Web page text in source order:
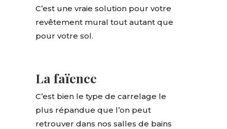
C’est une vraie solution pour votre
revêtement mural tout autant que
pour votre sol.
La faïence
C’est bien le type de carrelage le
plus répandue que l’on peut
retrouver dans nos salles de bains